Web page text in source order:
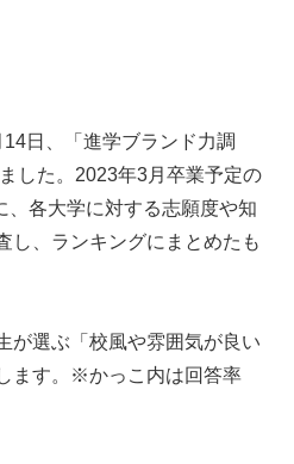
日、「進学ブランド力調
した。2023年3月卒業予定の
、各大学に対する志願度や知
し、ランキングにまとめたも
が選ぶ「校風や雰囲気が良い
ます。※かっこ内は回答率